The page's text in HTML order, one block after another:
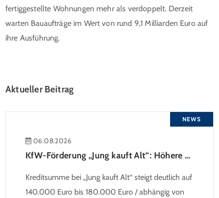
fertiggestellte Wohnungen mehr als verdoppelt. Derzeit
warten Bauaufträge im Wert von rund 9,1 Milliarden Euro auf
ihre Ausführung.
Aktueller Beitrag
NEWS
06.08.2026
KfW-Förderung „Jung kauft Alt“: Höhere Kredite ab August 2026
Kreditsumme bei „Jung kauft Alt“ steigt deutlich auf
140.000 Euro bis 180.000 Euro / abhängig von